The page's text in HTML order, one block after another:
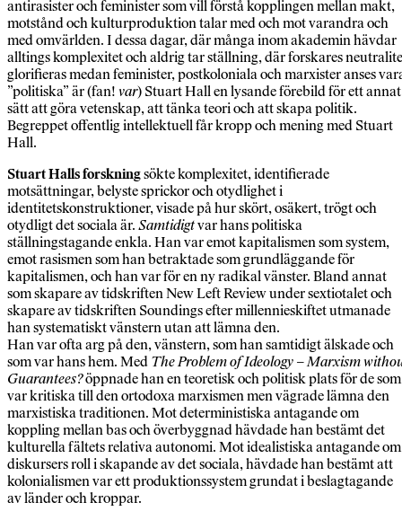
antirasister och feminister som vill förstå kopplingen mellan makt,
motstånd och kulturproduktion talar med och mot varandra och
med omvärlden. I dessa dagar, där många inom akademin hävdar
alltings komplexitet och aldrig tar ställning, där forskares
glorifieras medan feminister, postkoloniala och marxister anses
”politiska” är (fan! var) Stuart Hall en lysande förebild för ett annat
sätt att göra vetenskap, att tänka teori och att skapa politik.
Begreppet offentlig intellektuell får kropp och mening med Stuart
Hall.
Stuart Halls forskningsökte komplexitet, identifierade
motsättningar, belyste sprickor och otydlighet i
identitetskonstruktioner, visade på hur skört, osäkert, trögt och
otydligt det sociala är. Samtidigtvar hans politiska
ställningstagande enkla. Han var emot kapitalismen som system,
emot rasismen som han betraktade som grundläggande för
kapitalismen, och han var för en ny radikal vänster. Bland annat
som skapare av tidskriften New Left Review under sextiotalet och
skapare av tidskriften Soundings efter millennieskiftet utmanade
han systematiskt vänstern utan att lämna den.
Han var ofta arg på den, vänstern, som han samtidigt älskade och
som var hans hem. Med The Problem of Ideology – Marxism
Guarantees?öppnade han en teoretisk och politisk plats för de som
var kritiska till den ortodoxa marxismen men vägrade lämna den
marxistiska traditionen. Mot deterministiska antagande om
koppling mellan bas och överbyggnad hävdade han bestämt det
kulturella fältets relativa autonomi. Mot idealistiska antagande om
diskursers roll i skapande av det sociala, hävdade han bestämt att
kolonialismen var ett produktionssystem grundat i beslagtagande
av länder och kroppar.